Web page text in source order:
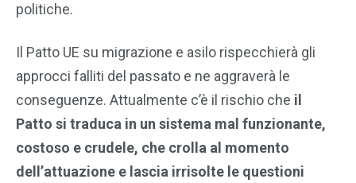
politiche.
Il Patto UE su migrazione e asilo rispecchierà gli
approcci falliti del passato e ne aggraverà le
conseguenze. Attualmente c’è il rischio che il
Patto si traduca in un sistema mal funzionante,
costoso e crudele, che crolla al momento
dell’attuazione e lascia irrisolte le questioni